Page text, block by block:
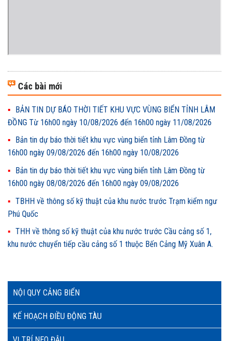
NỘI QUY CẢNG BIỂN
KẾ HOẠCH ĐIỀU ĐỘNG TÀU
Các bài mới
BẢN TIN DỰ BÁO THỜI TIẾT KHU VỰC VÙNG BIỂN TỈNH LÂM
ĐỒNG Từ 16h00 ngày 10/08/2026 đến 16h00 ngày 11/08/2026
Bản tin dự báo thời tiết khu vực vùng biển tỉnh Lâm Đồng từ
16h00 ngày 09/08/2026 đến 16h00 ngày 10/08/2026
Bản tin dự báo thời tiết khu vực vùng biển tỉnh Lâm Đồng từ
16h00 ngày 08/08/2026 đến 16h00 ngày 09/08/2026
TBHH về thông số kỹ thuật của khu nước trước Trạm kiểm ngư
Phú Quốc
THH về thông số kỹ thuật của khu nước trước Cầu cảng số 1,
khu nước chuyển tiếp cầu cảng số 1 thuộc Bến Cảng Mỹ Xuân A.